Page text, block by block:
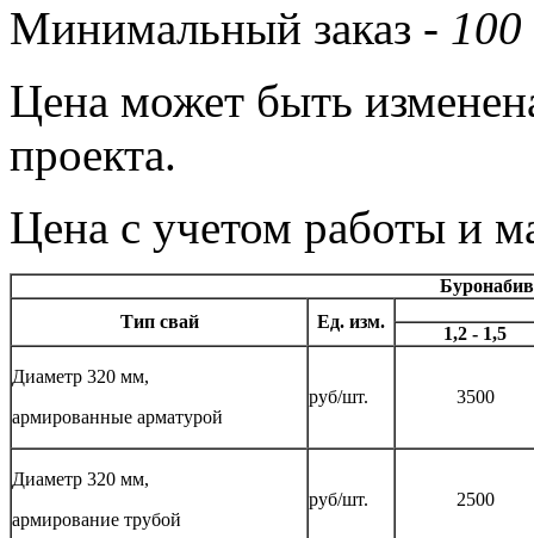
Минимальный заказ -
Цена может быть
проекта.
Цена с учетом работы и
Тип свай
Ед. изм.
1,2 - 1,5
Диаметр 320 мм,
армированные арматурой
руб/шт. 3500
Диаметр 320 мм,
армирование трубой
руб/шт. 2500